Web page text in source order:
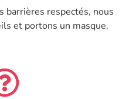
barrières respectés, nous
et portons un masque.